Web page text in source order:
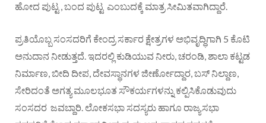
ಹೋದ ಪುಟ್ಟ , ಬಂದ ಪುಟ್ಟ ಎಂಬುದಕ್ಕೆ ಮಾತ್ರ ಸೀಮಿತವಾಗಿದ್ದಾರೆ.
ಪ್ರತಿಯೊಬ್ಬ ಸಂಸದರಿಗೆ ಕೇಂದ್ರ ಸರ್ಕಾರ ಕ್ಷೇತ್ರಗಳ ಅಭಿವೃದ್ಧಿಗಾಗಿ 5 ಕೊಟಿ
ಅನುದಾನ ನೀಡುತ್ತದೆ. ಇದರಲ್ಲಿ ಕುಡಿಯುವ ನೀರು, ಚರಂಡಿ, ಶಾಲಾ ಕಟ್ಟಡ
ನಿರ್ಮಾಣ, ಬೀದಿ ದೀಪ, ದೇವಸ್ಥಾನಗಳ ಜೀರ್ಣೋದ್ದಾರ, ಬಸ್ ನಿಲ್ದಾಣ,
ಸೇರಿದಂತೆ ಅಗತ್ಯ ಮೂಲಭೂತ ಸೌಕರ್ಯಗಳನ್ನು ಕಲ್ಪಿಸಿಕೊಡುವುದು
ಸಂಸದರ ಜವಬ್ದಾರಿ. ಲೋಕಸಭಾ ಸದಸ್ಯರು ಹಾಗೂ ರಾಜ್ಯಸಭಾ